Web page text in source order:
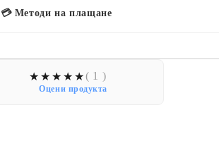
💳 Методи на плащане
( 1 )
Оцени продукта